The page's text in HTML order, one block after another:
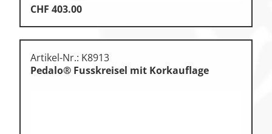
Therapiebedarf
Training, Vereinsbedarf
CHF 403.00
Artikel-Nr.: K8913
Pedalo® Fusskreisel mit Korkauflage